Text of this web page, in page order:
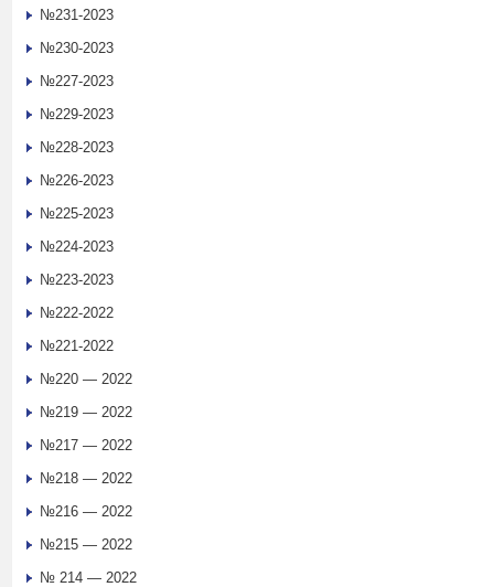
№231-2023
№230-2023
№227-2023
№229-2023
№228-2023
№226-2023
№225-2023
№224-2023
№223-2023
№222-2022
№221-2022
№220 — 2022
№219 — 2022
№217 — 2022
№218 — 2022
№216 — 2022
№215 — 2022
№ 214 — 2022